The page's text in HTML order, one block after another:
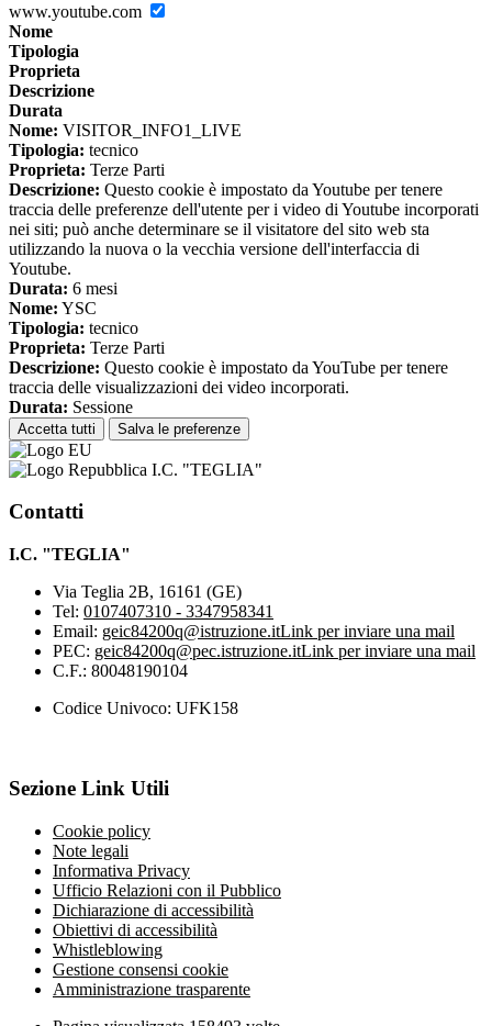
www.youtube.com
Nome
Tipologia
Proprieta
Descrizione
Durata
Nome: VISITOR_INFO1_LIVE
Tipologia: tecnico
Proprieta: Terze Parti
Descrizione: Questo cookie è impostato da Youtube per tenere
traccia delle preferenze dell'utente per i video di Youtube incorporati
nei siti; può anche determinare se il visitatore del sito web sta
utilizzando la nuova o la vecchia versione dell'interfaccia di
Youtube.
Durata: 6 mesi
Nome: YSC
Tipologia: tecnico
Proprieta: Terze Parti
Descrizione: Questo cookie è impostato da YouTube per tenere
traccia delle visualizzazioni dei video incorporati.
Durata: Sessione
Accetta tutti Salva le preferenze
I.C. "TEGLIA"
Contatti
I.C. "TEGLIA"
Via Teglia 2B, 16161 (GE)
Tel: 0107407310 - 3347958341
Email: geic84200q@istruzione.itLink per inviare una mail
PEC: geic84200q@pec.istruzione.itLink per inviare una mail
C.F.: 80048190104
Codice Univoco: UFK158
Sezione Link Utili
Cookie policy
Note legali
Informativa Privacy
Ufficio Relazioni con il Pubblico
Dichiarazione di accessibilità
Obiettivi di accessibilità
Whistleblowing
Gestione consensi cookie
Amministrazione trasparente